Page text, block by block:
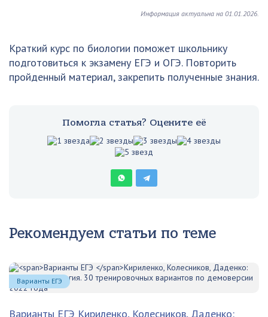
Информация актуальна на 01.01.2026.
Краткий курс по биологии поможет школьнику
подготовиться к экзамену ЕГЭ и ОГЭ. Повторить
пройденный материал, закрепить полученные знания.
Помогла статья? Оцените её
Рекомендуем статьи по теме
Варианты ЕГЭ Кириленко, Колесников, Даденко:
Варианты ЕГЭ